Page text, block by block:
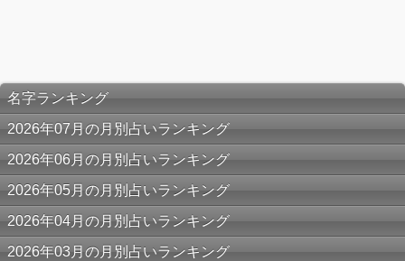
名字ランキング
2026年07月の月別占いランキング
2026年06月の月別占いランキング
2026年05月の月別占いランキング
2026年04月の月別占いランキング
2026年03月の月別占いランキング